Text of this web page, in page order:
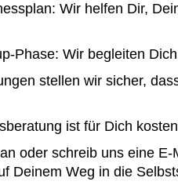
Wir helfen Dir,
Phase: Wir begleiten
stellen wir sicher,
ist für Dich
oder schreib uns eine E-
Deinem Weg in die